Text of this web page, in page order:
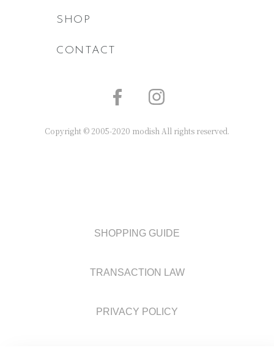
SHOP
CONTACT
Copyright © 2005-2020 modish All rights reserved.
SHOPPING GUIDE
TRANSACTION LAW
PRIVACY POLICY